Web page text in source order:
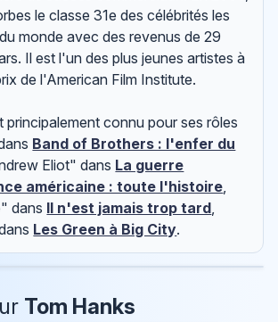
le classe 31e des célébrités les
monde avec des revenus de 29
Il est l'un des plus jeunes artistes à
de l'American Film Institute.
principalement connu pour ses rôles
Band of Brothers : l'enfer du
Eliot" dans La guerre
américaine : toute l'histoire,
dans Il n'est jamais trop tard,
Les Green à Big City.
Tom Hanks